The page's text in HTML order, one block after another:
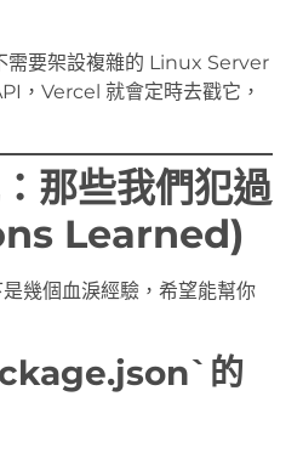
需要架設複雜的 Linux Server
，Vercel 就會定時去戳它，
那些我們犯過
Learned)
幾個血淚經驗，希望能幫你
的